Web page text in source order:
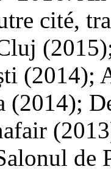
cité,
(2014);
(2014);
de